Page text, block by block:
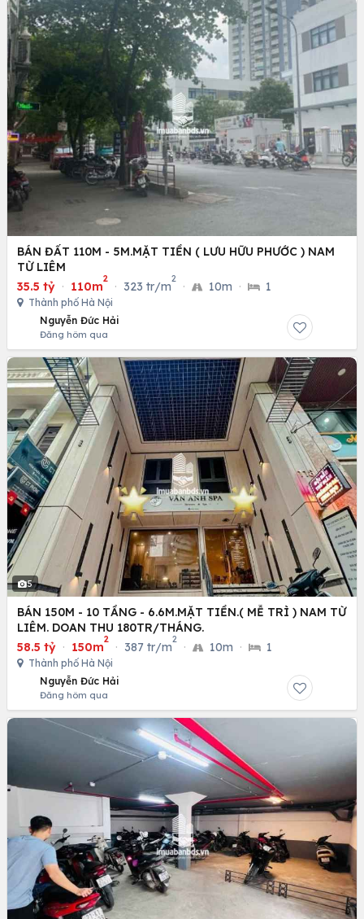
BÁN ĐẤT 110M - 5M.MẶT TIỀN ( LƯU HỮU PHƯỚC ) NAM
TỪ LIÊM
35.5 tỷ · 110m
2
· 323 tr/m
2
· 10m · 1
Thành phố Hà Nội
Nguyễn Đức Hải
Đăng hôm qua
5
BÁN 150M - 10 TẦNG - 6.6M.MẶT TIỀN.( MỄ TRÌ ) NAM TỪ
LIÊM. DOAN THU 180TR/THÁNG.
58.5 tỷ · 150m
2
· 387 tr/m
2
· 10m · 1
Thành phố Hà Nội
Nguyễn Đức Hải
Đăng hôm qua